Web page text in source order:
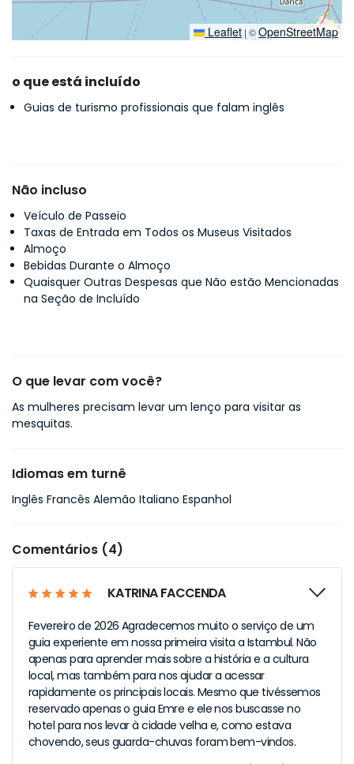
Leaflet | ©OpenStreetMap
o que está incluído
Guias de turismo profissionais que falam inglês
Não incluso
Veículo de Passeio
Taxas de Entrada em Todos os Museus Visitados
Almoço
Bebidas Durante o Almoço
Quaisquer Outras Despesas que Não estão Mencionadas
na Seção de Incluído
O que levar com você?
As mulheres precisam levar um lenço para visitar as
mesquitas.
Idiomas em turnê
Inglês Francês Alemão Italiano Espanhol
Comentários (4)
KATRINA FACCENDA
Fevereiro de 2026 Agradecemos muito o serviço de um
guia experiente em nossa primeira visita a Istambul. Não
apenas para aprender mais sobre a história e a cultura
local, mas também para nos ajudar a acessar
rapidamente os principais locais. Mesmo que tivéssemos
reservado apenas o guia Emre e ele nos buscasse no
hotel para nos levar à cidade velha e, como estava
chovendo, seus guarda-chuvas foram bem-vindos.